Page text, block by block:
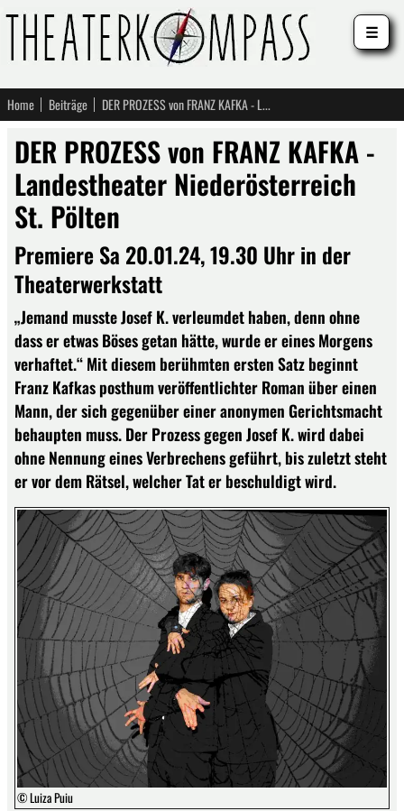
Home Beiträge DER PROZESS von FRANZ KAFKA - Landestheater Niederösterreich St. Pölten
DER PROZESS von FRANZ KAFKA -
Landestheater Niederösterreich
St. Pölten
Premiere Sa 20.01.24, 19.30 Uhr in der
Theaterwerkstatt
„Jemand musste Josef K. verleumdet haben, denn ohne
dass er etwas Böses getan hätte, wurde er eines Morgens
verhaftet.“ Mit diesem berühmten ersten Satz beginnt
Franz Kafkas posthum veröffentlichter Roman über einen
Mann, der sich gegenüber einer anonymen Gerichtsmacht
behaupten muss. Der Prozess gegen Josef K. wird dabei
ohne Nennung eines Verbrechens geführt, bis zuletzt steht
er vor dem Rätsel, welcher Tat er beschuldigt wird.
© Luiza Puiu
☰